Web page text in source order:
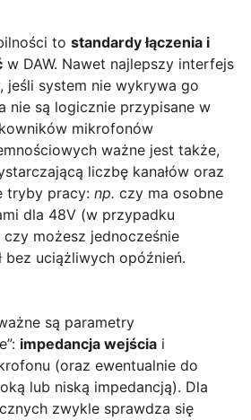
to standardy łączenia i
w DAW. Nawet najlepszy interfejs
jeśli system nie wykrywa go
nie są logicznie przypisane w
mikrofonów
ważne jest także,
liczbę kanałów oraz
tryby pracy: np. czy ma osobne
dla 48V (w przypadku
możesz jednocześnie
bez uciążliwych opóźnień.
są parametry
impedancja wejścia i
(oraz ewentualnie do
lub niską impedancją). Dla
zwykle sprawdza się